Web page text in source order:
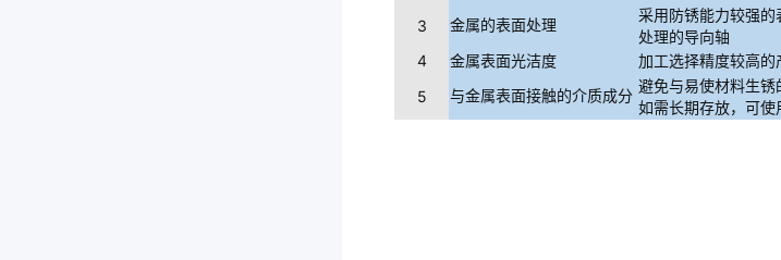
3
金属的表面处理
采用防锈能力较强
处理的导向轴
4
金属表面光洁度
加工选择精度较高的
5
与金属表面接触的介质成分
避免与易使材料生
如需长期存放，可使